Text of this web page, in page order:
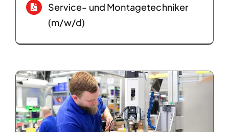
Service- und Montagetechniker
(m/w/d)